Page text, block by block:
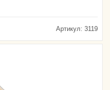
Артикул: 3119